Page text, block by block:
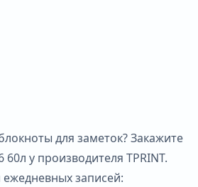
для заметок? Закажите
у производителя TPRINT.
записей: